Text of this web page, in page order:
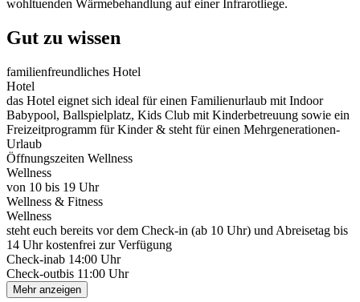
wohltuenden Wärmebehandlung auf einer Infrarotliege.
Gut zu wissen
familienfreundliches Hotel
Hotel
das Hotel eignet sich ideal für einen Familienurlaub mit Indoor
Babypool, Ballspielplatz, Kids Club mit Kinderbetreuung sowie ein
Freizeitprogramm für Kinder & steht für einen Mehrgenerationen-
Urlaub
Öffnungszeiten Wellness
Wellness
von 10 bis 19 Uhr
Wellness & Fitness
Wellness
steht euch bereits vor dem Check-in (ab 10 Uhr) und Abreisetag bis
14 Uhr kostenfrei zur Verfügung
Check-inab 14:00 Uhr
Check-outbis 11:00 Uhr
Mehr anzeigen